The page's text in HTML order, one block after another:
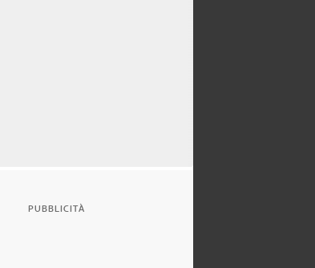
PUBBLICITÀ